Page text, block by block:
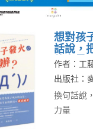
想對孩
話說，
的力量
氣的狀
作者：工
出版社：
換句話說
力量